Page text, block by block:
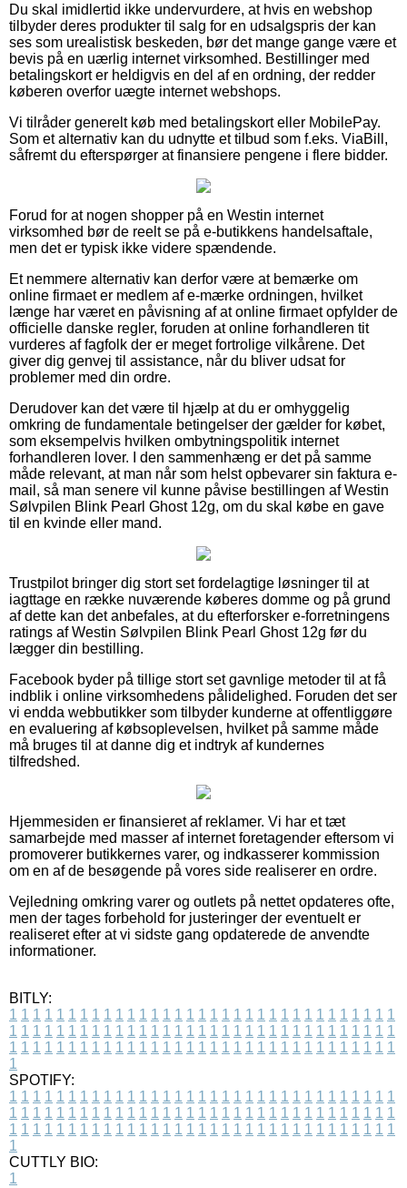
Du skal imidlertid ikke undervurdere, at hvis en webshop
tilbyder deres produkter til salg for en udsalgspris der kan
ses som urealistisk beskeden, bør det mange gange være et
bevis på en uærlig internet virksomhed. Bestillinger med
betalingskort er heldigvis en del af en ordning, der redder
køberen overfor uægte internet webshops.
Vi tilråder generelt køb med betalingskort eller MobilePay.
Som et alternativ kan du udnytte et tilbud som f.eks. ViaBill,
såfremt du efterspørger at finansiere pengene i flere bidder.
Forud for at nogen shopper på en Westin internet
virksomhed bør de reelt se på e-butikkens handelsaftale,
men det er typisk ikke videre spændende.
Et nemmere alternativ kan derfor være at bemærke om
online firmaet er medlem af e-mærke ordningen, hvilket
længe har været en påvisning af at online firmaet opfylder de
officielle danske regler, foruden at online forhandleren tit
vurderes af fagfolk der er meget fortrolige vilkårene. Det
giver dig genvej til assistance, når du bliver udsat for
problemer med din ordre.
Derudover kan det være til hjælp at du er omhyggelig
omkring de fundamentale betingelser der gælder for købet,
som eksempelvis hvilken ombytningspolitik internet
forhandleren lover. I den sammenhæng er det på samme
måde relevant, at man når som helst opbevarer sin faktura e-
mail, så man senere vil kunne påvise bestillingen af Westin
Sølvpilen Blink Pearl Ghost 12g, om du skal købe en gave
til en kvinde eller mand.
Trustpilot bringer dig stort set fordelagtige løsninger til at
iagttage en række nuværende køberes domme og på grund
af dette kan det anbefales, at du efterforsker e-forretningens
ratings af Westin Sølvpilen Blink Pearl Ghost 12g før du
lægger din bestilling.
Facebook byder på tillige stort set gavnlige metoder til at få
indblik i online virksomhedens pålidelighed. Foruden det ser
vi endda webbutikker som tilbyder kunderne at offentliggøre
en evaluering af købsoplevelsen, hvilket på samme måde
må bruges til at danne dig et indtryk af kundernes
tilfredshed.
Hjemmesiden er finansieret af reklamer. Vi har et tæt
samarbejde med masser af internet foretagender eftersom vi
promoverer butikkernes varer, og indkasserer kommission
om en af de besøgende på vores side realiserer en ordre.
Vejledning omkring varer og outlets på nettet opdateres ofte,
men der tages forbehold for justeringer der eventuelt er
realiseret efter at vi sidste gang opdaterede de anvendte
informationer.
BITLY:
1 1 1 1 1 1 1 1 1 1 1 1 1 1 1 1 1 1 1 1 1 1 1 1 1 1 1 1 1 1 1 1 1
1 1 1 1 1 1 1 1 1 1 1 1 1 1 1 1 1 1 1 1 1 1 1 1 1 1 1 1 1 1 1 1 1
1 1 1 1 1 1 1 1 1 1 1 1 1 1 1 1 1 1 1 1 1 1 1 1 1 1 1 1 1 1 1 1 1
1
SPOTIFY:
1 1 1 1 1 1 1 1 1 1 1 1 1 1 1 1 1 1 1 1 1 1 1 1 1 1 1 1 1 1 1 1 1
1 1 1 1 1 1 1 1 1 1 1 1 1 1 1 1 1 1 1 1 1 1 1 1 1 1 1 1 1 1 1 1 1
1 1 1 1 1 1 1 1 1 1 1 1 1 1 1 1 1 1 1 1 1 1 1 1 1 1 1 1 1 1 1 1 1
1
CUTTLY BIO:
1